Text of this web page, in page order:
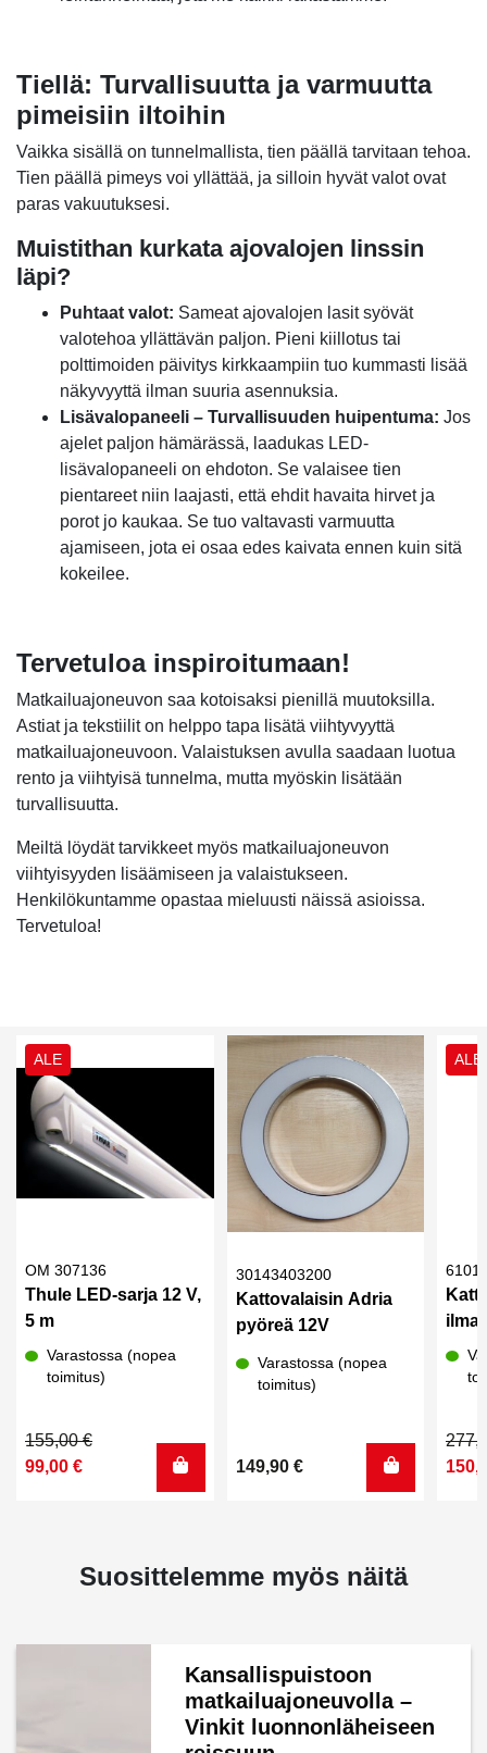
Tiellä: Turvallisuutta ja varmuutta
pimeisiin iltoihin
Vaikka sisällä on tunnelmallista, tien päällä tarvitaan tehoa.
Tien päällä pimeys voi yllättää, ja silloin hyvät valot ovat
paras vakuutuksesi.
Muistithan kurkata ajovalojen linssin
läpi?
Puhtaat valot: Sameat ajovalojen lasit syövät
valotehoa yllättävän paljon. Pieni kiillotus tai
polttimoiden päivitys kirkkaampiin tuo kummasti lisää
näkyvyyttä ilman suuria asennuksia.
Lisävalopaneeli – Turvallisuuden huipentuma: Jos
ajelet paljon hämärässä, laadukas LED-
lisävalopaneeli on ehdoton. Se valaisee tien
pientareet niin laajasti, että ehdit havaita hirvet ja
porot jo kaukaa. Se tuo valtavasti varmuutta
ajamiseen, jota ei osaa edes kaivata ennen kuin sitä
kokeilee.
Tervetuloa inspiroitumaan!
Matkailuajoneuvon saa kotoisaksi pienillä muutoksilla.
Astiat ja tekstiilit on helppo tapa lisätä viihtyvyyttä
matkailuajoneuvoon. Valaistuksen avulla saadaan luotua
rento ja viihtyisä tunnelma, mutta myöskin lisätään
turvallisuutta.
Meiltä löydät tarvikkeet myös matkailuajoneuvon
viihtyisyyden lisäämiseen ja valaistukseen.
Henkilökuntamme opastaa mieluusti näissä asioissa.
Tervetuloa!
ALE
OM 307136
Thule LED-sarja 12 V,
5 m
Varastossa (nopea
toimitus)
155,00€
Alkuperäinen
hinta
99,00 €
Nykyinen
hinta
30143403200
Kattovalaisin Adria
pyöreä 12V
Varastossa (nopea
toimitus)
149,90 €
ALE
hinta
hinta
Suosittelemme myös näitä
Kansallispuistoon
matkailuajoneuvolla –
Vinkit luonnonläheiseen